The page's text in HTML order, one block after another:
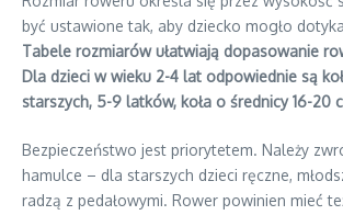
być ustawione tak, aby dziecko mogło
Tabele rozmiarów ułatwiają dopasowanie
Dla dzieci w wieku 2-4 lat odpowiednie są
starszych, 5-9 latków, koła o średnicy 16-20
Bezpieczeństwo jest priorytetem. Należy
hamulce – dla starszych dzieci ręczne,
radzą z pedałowymi. Rower powinien mieć